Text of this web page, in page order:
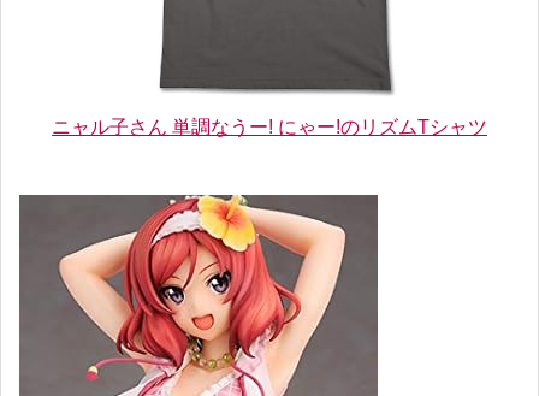
ニャル子さん 単調なうー! にゃー!のリズムTシャツ